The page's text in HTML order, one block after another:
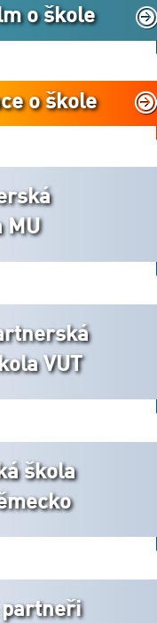
o škole
o škole
MU
VUT
škola